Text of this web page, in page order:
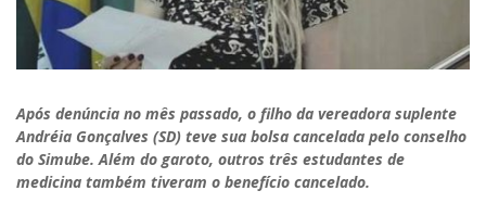
Após denúncia no mês passado, o filho da vereadora suplente
Andréia Gonçalves (SD) teve sua bolsa cancelada pelo conselho
do Simube. Além do garoto, outros três estudantes de
medicina também tiveram o benefício cancelado.